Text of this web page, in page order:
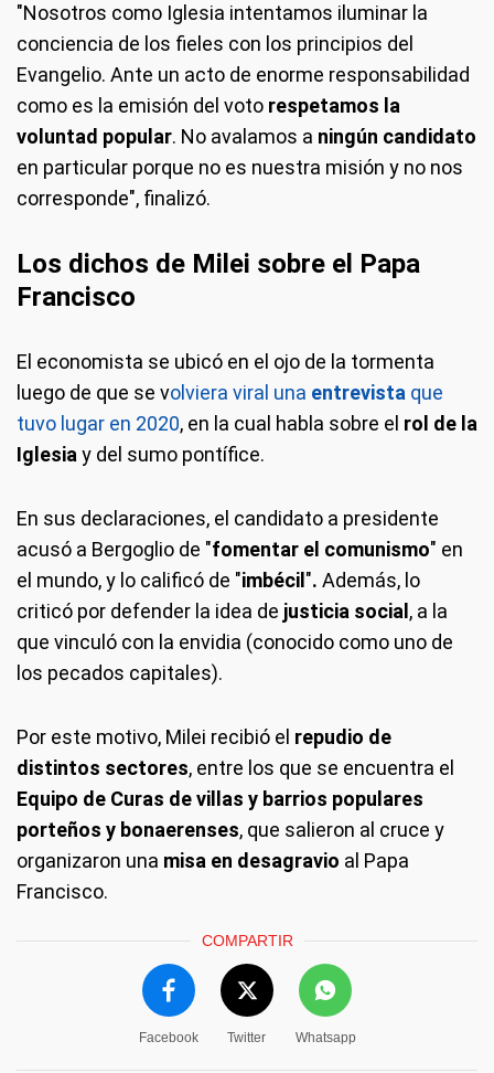
"Nosotros como Iglesia intentamos iluminar la
conciencia de los fieles con los principios del
Evangelio. Ante un acto de enorme responsabilidad
como es la emisión del voto respetamos la
voluntad popular. No avalamos a ningún candidato
en particular porque no es nuestra misión y no nos
corresponde", finalizó.
Los dichos de Milei sobre el Papa
Francisco
El economista se ubicó en el ojo de la tormenta
luego de que se volviera viral una entrevista que
tuvo lugar en 2020, en la cual habla sobre el rol de la
Iglesia y del sumo pontífice.
En sus declaraciones, el candidato a presidente
acusó a Bergoglio de "fomentar el comunismo" en
el mundo, y lo calificó de "imbécil ". Además, lo
criticó por defender la idea de justicia social , a la
que vinculó con la envidia (conocido como uno de
los pecados capitales).
Por este motivo, Milei recibió el repudio de
distintos sectores, entre los que se encuentra el
Equipo de Curas de villas y barrios populares
porteños y bonaerenses, que salieron al cruce y
organizaron una misa en desagravio al Papa
Francisco.
COMPARTIR
Facebook Twitter Whatsapp